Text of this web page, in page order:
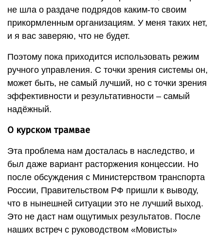
не шла о раздаче подрядов каким-то своим
прикормленным организациям. У меня таких нет,
и я вас заверяю, что не будет.
Поэтому пока приходится использовать режим
ручного управления. С точки зрения системы он,
может быть, не самый лучший, но с точки зрения
эффективности и результативности – самый
надёжный.
О курском трамвае
Эта проблема нам досталась в наследство, и
был даже вариант расторжения концессии. Но
после обсуждения с Министерством транспорта
России, Правительством РФ пришли к выводу,
что в нынешней ситуации это не лучший выход.
Это не даст нам ощутимых результатов. После
наших встреч с руководством «Мовисты»